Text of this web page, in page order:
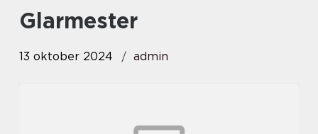
glarmester
13 oktober 2024 admin